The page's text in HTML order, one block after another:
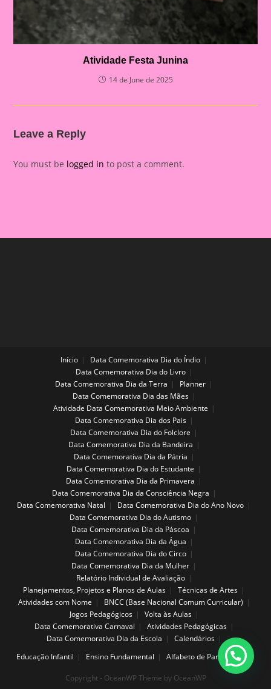
Atividade Festa Junina
14 de June de 2025
Leave a Reply
You must be logged in to post a comment.
Início
Data Comemorativa Dia do Índio
Data Comemorativa Dia do Livro
Data Comemorativa Dia da Terra
Planner
Data Comemorativa Dia das Mães
Atividade Data Comemorativa Meio Ambiente
Data Comemorativa Dia dos Pais
Data Comemorativa Dia do Folclore
Data Comemorativa Dia da Bandeira
Data Comemorativa Dia da Pátria
Data Comemorativa Dia do Estudante
Data Comemorativa Dia da Primavera
Data Comemorativa Dia da Consciência Negra
Data Comemorativa Natal
Data Comemorativa Dia do Ano Novo
Data Comemorativa Dia do Autismo
Data Comemorativa Dia da Páscoa
Data Comemorativa Dia da Água
Data Comemorativa Dia do Circo
Data Comemorativa Dia da Mulher
Relatório Individual de Avaliação
Planejamentos, Projetos e Planos de Aulas
Técnicas de Artes
Atividades com Nome
BNCC (Base Nacional Comum Curricular)
Jogos Pedagógicos
Volta às Aulas
Data Comemorativa Carnaval
Atividades Pedagógicas
Data Comemorativa Dia da Escola
Calendários
Educação Infantil
Ensino Fundamental Alfabeto de Parede
Copyright - OceanWP Theme by OceanWP